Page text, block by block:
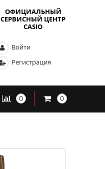
ОФИЦИАЛЬНЫЙ
СЕРВИСНЫЙ ЦЕНТР
CASIO
Войти
Регистрация
0 0